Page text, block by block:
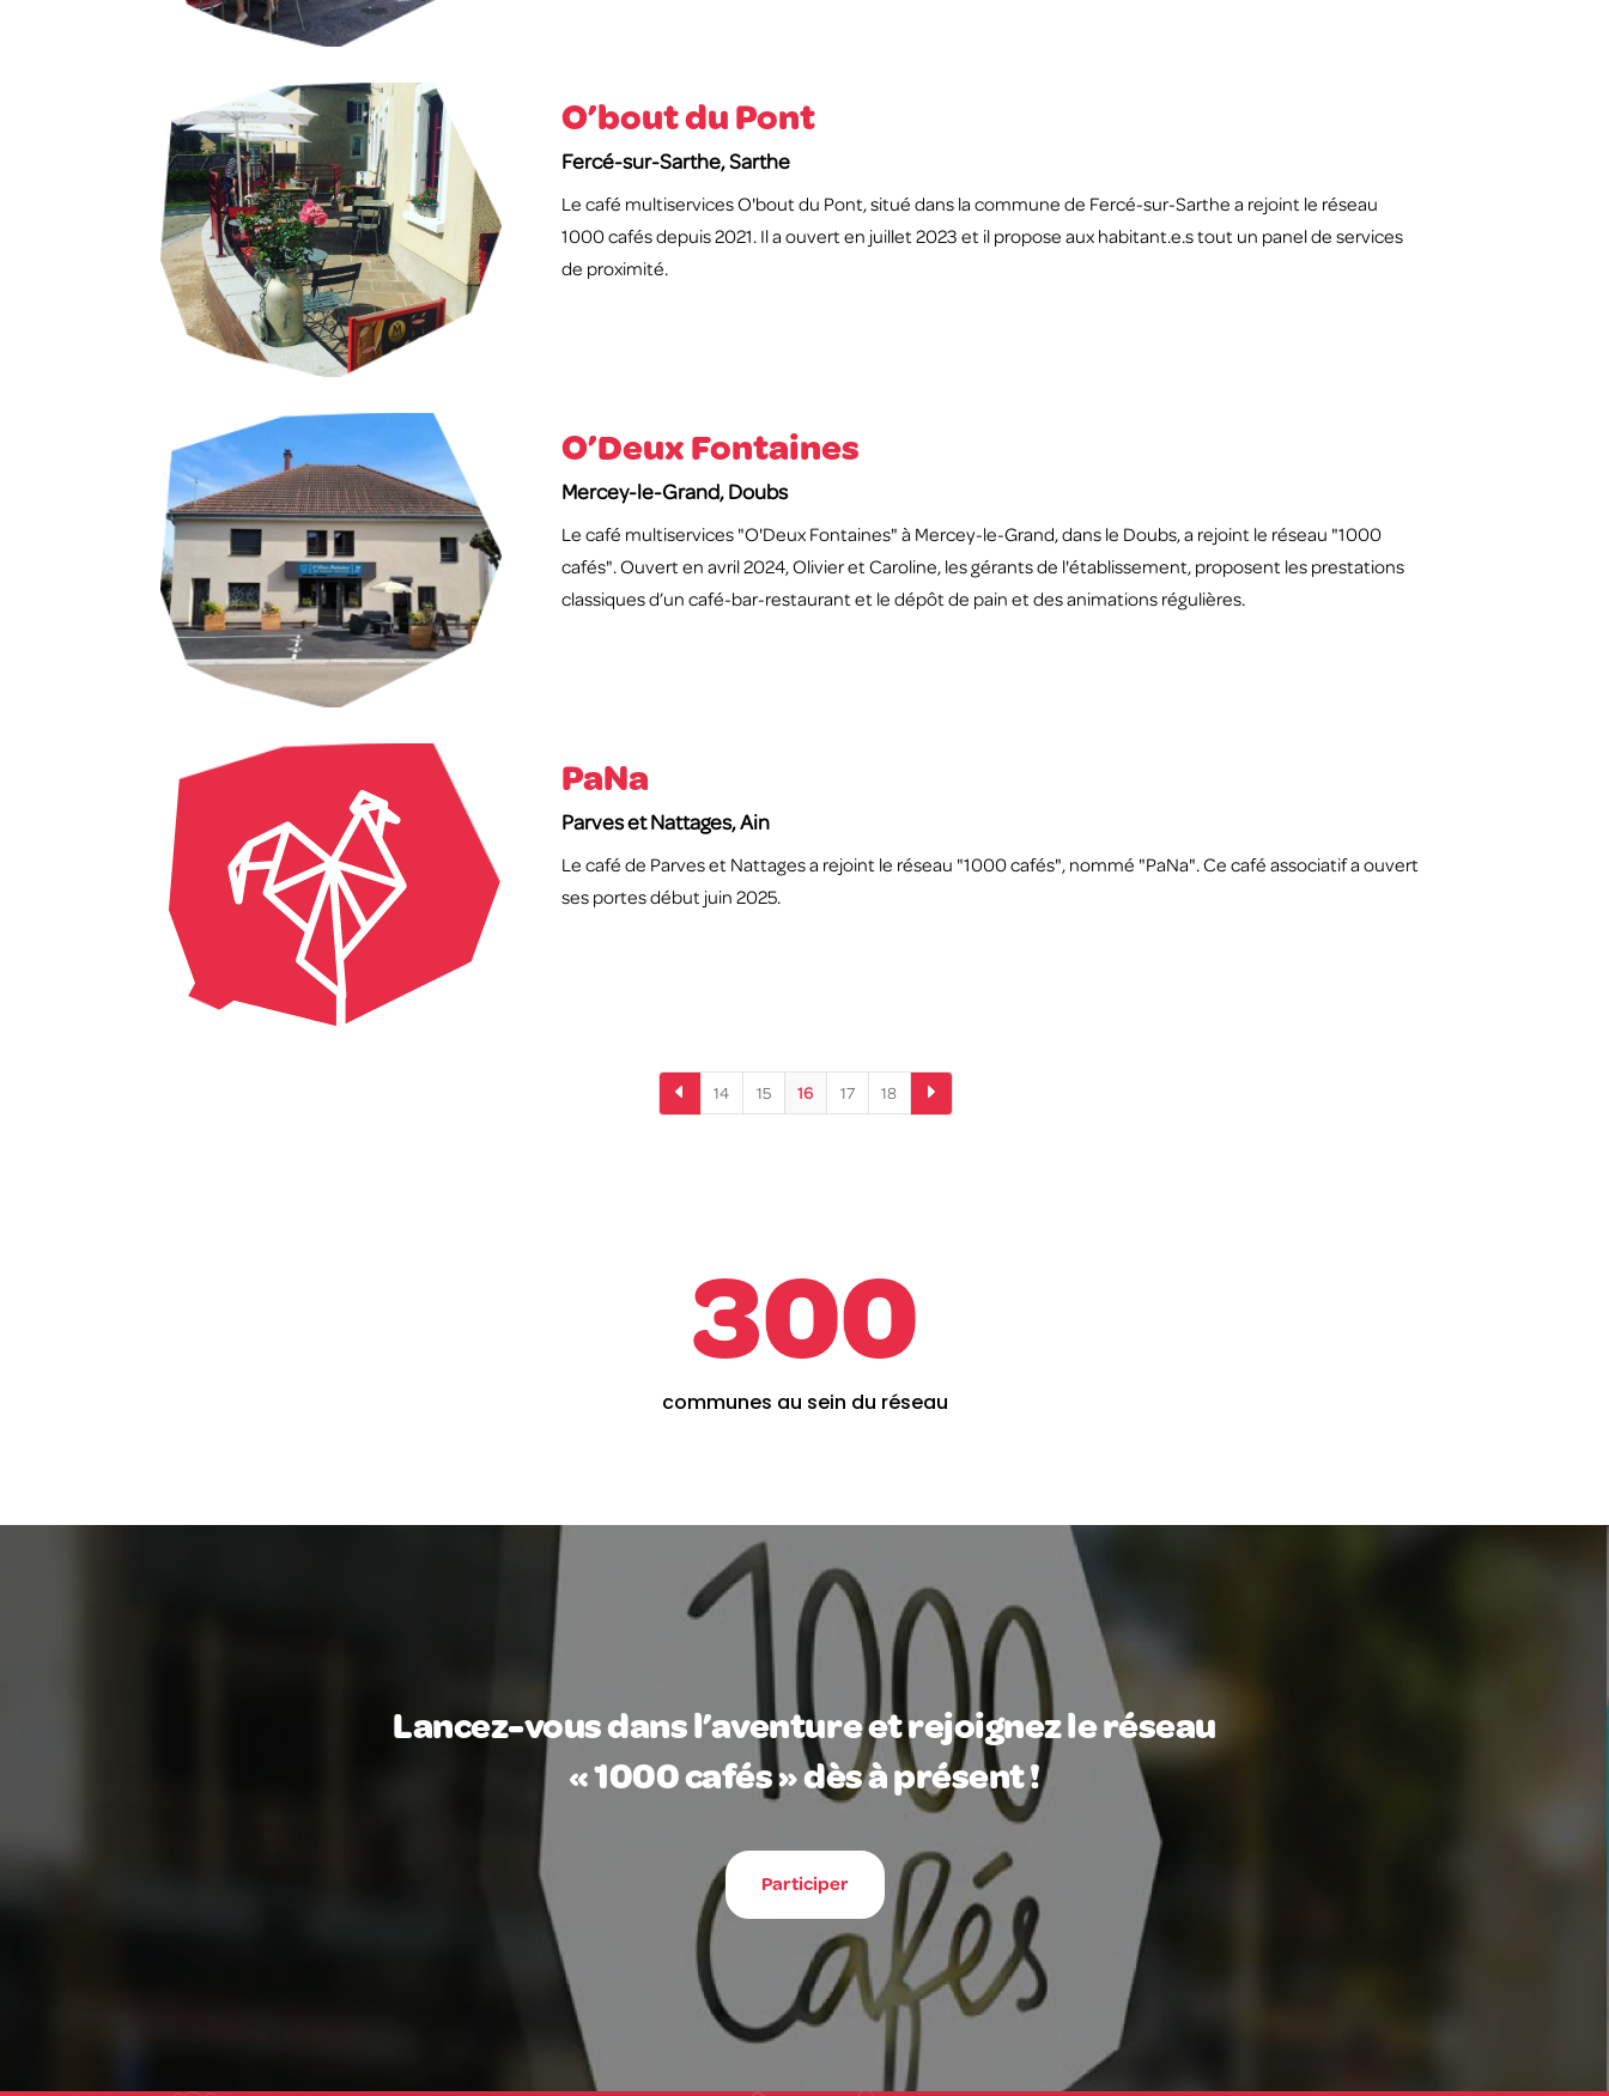
O’bout du Pont
Le café multiservices O'bout du Pont, situé dans la commune de Fercé-sur-Sarthe a rejoint le réseau
1000 cafés depuis 2021. Il a ouvert en juillet 2023 et il propose aux habitant.e.s tout un panel de services
de proximité.
Fercé-sur-Sarthe, Sarthe
O’Deux Fontaines
Le café multiservices "O'Deux Fontaines" à Mercey-le-Grand, dans le Doubs, a rejoint le réseau "1000
cafés". Ouvert en avril 2024, Olivier et Caroline, les gérants de l'établissement, proposent les prestations
classiques d’un café-bar-restaurant et le dépôt de pain et des animations régulières.
Mercey-le-Grand, Doubs
PaNa
Le café de Parves et Nattages a rejoint le réseau "1000 cafés", nommé "PaNa". Ce café associatif a ouvert
ses portes début juin 2025.
Parves et Nattages, Ain
D 14 15 16 17 18 E
300
communes au sein du réseau
Lancez-vous dans l’aventure et rejoignez le réseau
« 1000 cafés » dès à présent !
Participer